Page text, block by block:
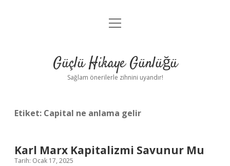
Anasayfa
Yasal Uyarı
menüyü
Güçlü Hikaye Günlüğü
Sağlam önerilerle zihnini uyandır!
Etiket: Capital ne anlama gelir
Karl Marx Kapitalizmi Savunur Mu
Tarih: Ocak 17, 2025